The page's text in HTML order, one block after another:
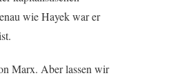
wie Hayek war er
Marx. Aber lassen wir